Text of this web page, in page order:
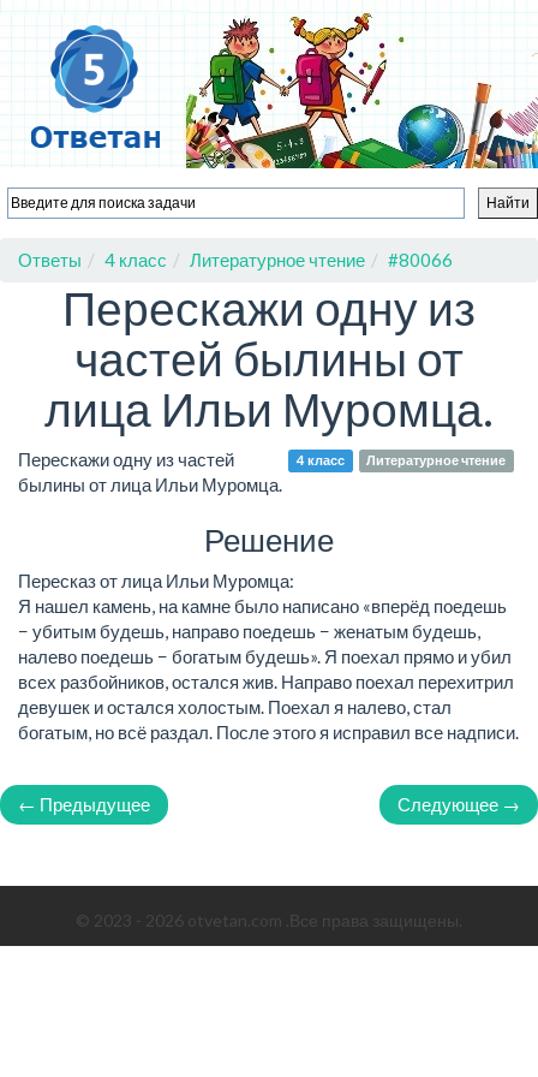
Ответы 4 класс Литературное чтение #80066
Перескажи одну из
частей былины от
лица Ильи Муромца.
4 класс Литературное чтение
Перескажи одну из частей
былины от лица Ильи Муромца.
Решение
Пересказ от лица Ильи Муромца:
Я нашел камень, на камне было написано «вперёд поедешь
− убитым будешь, направо поедешь − женатым будешь,
налево поедешь − богатым будешь». Я поехал прямо и убил
всех разбойников, остался жив. Направо поехал перехитрил
девушек и остался холостым. Поехал я налево, стал
богатым, но всё раздал. После этого я исправил все надписи.
← Предыдущее Следующее →
© 2023 - 2026 otvetan.com .Все права защищены.